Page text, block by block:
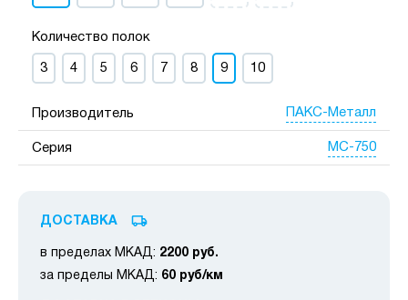
Количество полок
3 4 5 6 7 8 9 10
Производитель ПАКС-Металл
Серия МС-750
ДОСТАВКА
в пределах МКАД: 2200 руб.
за пределы МКАД: 60 руб/км